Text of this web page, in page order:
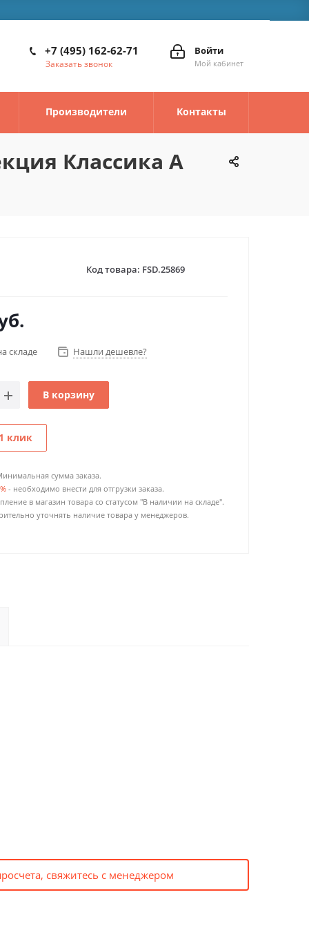
Войти
Мой кабинет
+7 (495) 162-62-71
Заказать звонок
Производители Контакты
Классика А
Код товара: FSD.25869
складе Нашли дешевле?
В корзину
клик
сумма заказа.
- необходимо внести для отгрузки заказа.
в магазин товара со статусом "В наличии на складе".
уточнять наличие товара у менеджеров.
свяжитесь с менеджером